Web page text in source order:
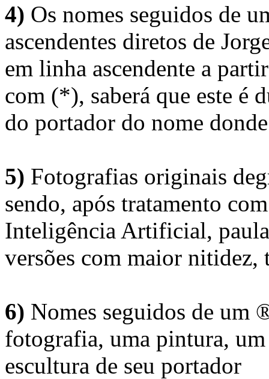
4) Os nomes seguidos de
ascendentes diretos de
em linha ascendente a
com (*), saberá que este é
do portador do nome
5) Fotografias originais
sendo, após tratamento
Inteligência Artificial,
versões com maior nitidez,
6) Nomes seguidos de um
fotografia, uma pintura,
escultura de seu portador